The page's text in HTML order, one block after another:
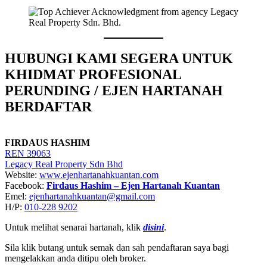
HUBUNGI KAMI SEGERA UNTUK
KHIDMAT PROFESIONAL
PERUNDING / EJEN HARTANAH
BERDAFTAR
FIRDAUS HASHIM
REN 39063
Legacy Real Property Sdn Bhd
Website: www.ejenhartanahkuantan.com
Facebook: Firdaus Hashim – Ejen Hartanah Kuantan
Emel: ejenhartanahkuantan@gmail.com
H/P: 010-228 9202
Untuk melihat senarai hartanah, klik disini.
Sila klik butang untuk semak dan sah pendaftaran saya bagi
mengelakkan anda ditipu oleh broker.